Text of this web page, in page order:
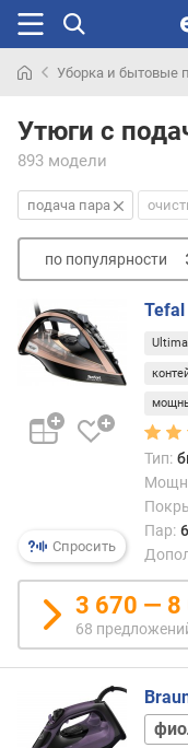
раньше
Уборка и бытовые
Утюги с
893 модели
подача пара
по популярности
п
о
п
п
у
о
с
т
и
о
д
е
Спросить
Tefal
Тип:
Пар:
3 670 — 8
68